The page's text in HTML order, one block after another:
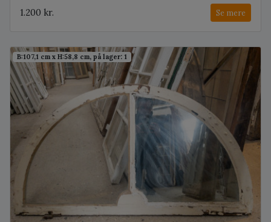
1.200 kr.
Se mere
B:107,1 cm x H:58,8 cm, på lager: 1